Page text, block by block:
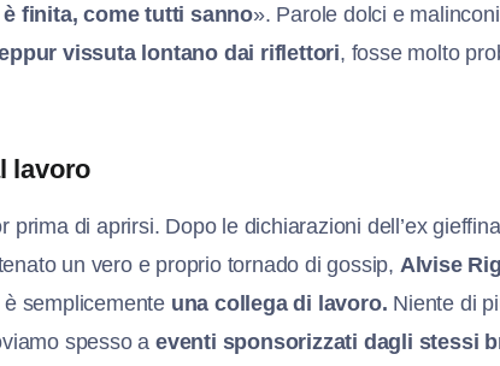
è finita, come tutti sanno». Parole dolci e
vissuta lontano dai riflettori, fosse molto
lavoro
prima di aprirsi. Dopo le dichiarazioni dell’ex
un vero e proprio tornado di gossip, Alvise
semplicemente una collega di lavoro. Niente di
spesso aeventi sponsorizzati dagli stessi